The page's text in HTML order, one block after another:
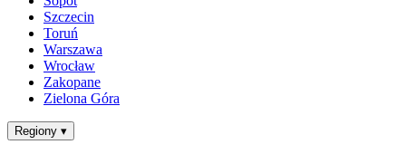
Szczecin
Toruń
Warszawa
Wrocław
Zakopane
Zielona Góra
Regiony ▾